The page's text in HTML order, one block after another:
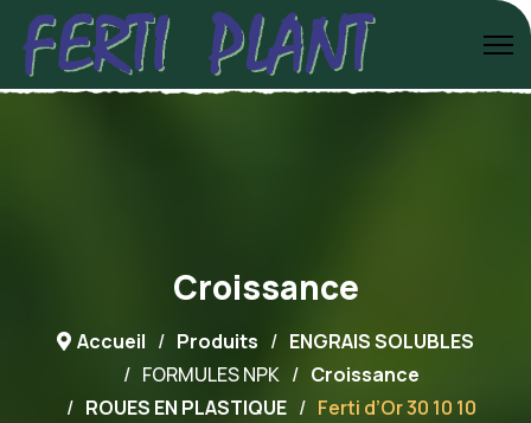
Croissance
Accueil Produits
ENGRAIS SOLUBLES
FORMULES NPK
Croissance
ROUES EN PLASTIQUE
Ferti d’Or 30 10 10